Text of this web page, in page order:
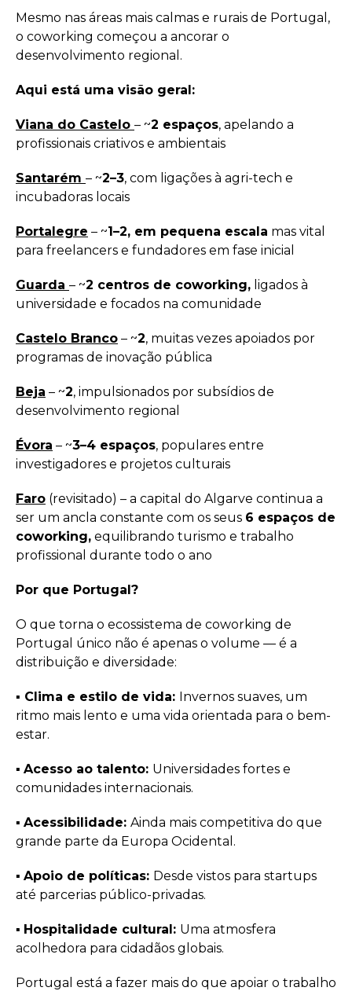
Mesmo nas áreas mais calmas e rurais de Portugal,
o coworking começou a ancorar o
desenvolvimento regional.
Aqui está uma visão geral:
Viana do Castelo – ~2 espaços, apelando a
profissionais criativos e ambientais
Santarém – ~2–3, com ligações à agri-tech e
incubadoras locais
Portalegre – ~1–2, em pequena escala mas vital
para freelancers e fundadores em fase inicial
Guarda – ~2 centros de coworking, ligados à
universidade e focados na comunidade
Castelo Branco – ~2, muitas vezes apoiados por
programas de inovação pública
Beja – ~2, impulsionados por subsídios de
desenvolvimento regional
Évora – ~3–4 espaços, populares entre
investigadores e projetos culturais
Faro (revisitado) – a capital do Algarve continua a
ser um ancla constante com os seus 6 espaços de
coworking, equilibrando turismo e trabalho
profissional durante todo o ano
Por que Portugal?
O que torna o ecossistema de coworking de
Portugal único não é apenas o volume — é a
distribuição e diversidade:
▪️︎ Clima e estilo de vida: Invernos suaves, um
ritmo mais lento e uma vida orientada para o bem-
estar.
▪️︎ Acesso ao talento: Universidades fortes e
comunidades internacionais.
▪️︎ Acessibilidade: Ainda mais competitiva do que
grande parte da Europa Ocidental.
▪️︎ Apoio de políticas: Desde vistos para startups
até parcerias público-privadas.
▪️︎ Hospitalidade cultural: Uma atmosfera
acolhedora para cidadãos globais.
Portugal está a fazer mais do que apoiar o trabalho